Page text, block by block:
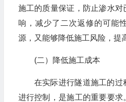
施工的质量保证，防止渗水
响，减少了二次返修的可能
源，又能够降低施工风险，提
(二）降低施工成本
在实际进行隧道施工的
进行控制，是施工的重要要